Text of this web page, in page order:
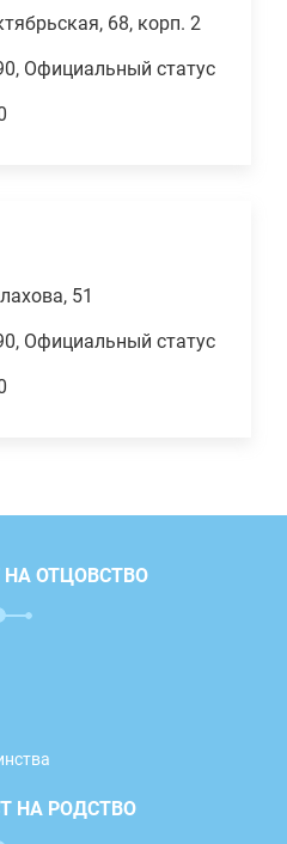
68, корп. 2
Официальный статус
51
Официальный статус
НА ОТЦОВСТВО
НА РОДСТВО